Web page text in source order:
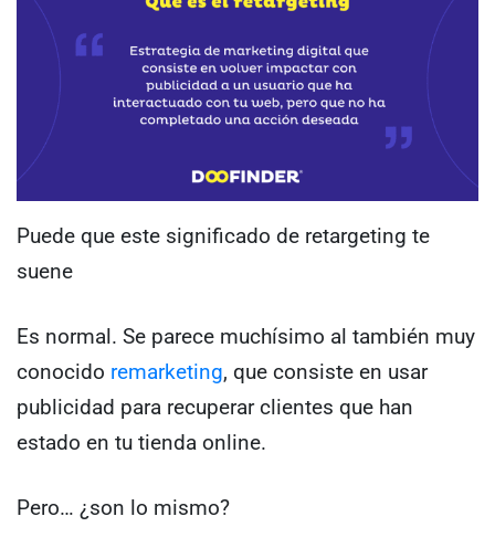
Puede que este significado de retargeting te
suene
Es normal. Se parece muchísimo al también muy
conocido remarketing, que consiste en usar
publicidad para recuperar clientes que han
estado en tu tienda online.
Pero… ¿son lo mismo?